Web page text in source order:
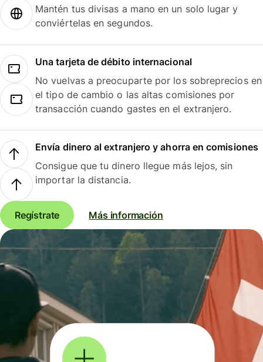
Mantén tus divisas a mano en un solo lugar y
conviértelas en segundos.
Una tarjeta de débito internacional
No vuelvas a preocuparte por los sobreprecios en
el tipo de cambio o las altas comisiones por
transacción cuando gastes en el extranjero.
Envía dinero al extranjero y ahorra en comisiones
Consigue que tu dinero llegue más lejos, sin
importar la distancia.
Regístrate Más información